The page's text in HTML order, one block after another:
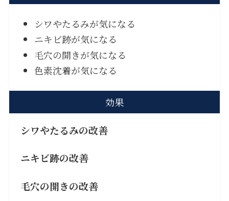
シワやたるみが気になる
ニキビ跡が気になる
毛穴の開きが気になる
色素沈着が気になる
効果
シワやたるみの改善
ニキビ跡の改善
毛穴の開きの改善